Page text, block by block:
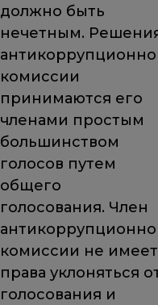
должно быть
нечетным.
комиссии
принимаются его
членами простым
большинством
голосов путем
общего
голосования. Член
комиссии не имеет
права уклоняться
голосования и